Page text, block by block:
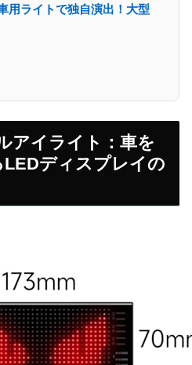
用ライトで独自演出！大型
アイライト：車を
ディスプレイの